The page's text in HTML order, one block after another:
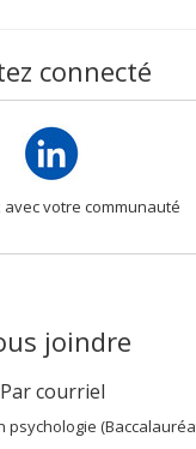
connecté
avec votre communauté
joindre
Par courriel
psychologie